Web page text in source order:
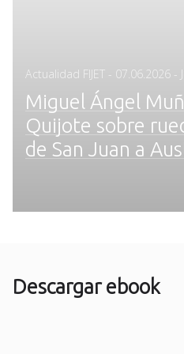
Actualidad FIJET - Posted
07.06.2026 -
Miguel Ángel
Quijote sobre
de San Juan a
Descargar ebook